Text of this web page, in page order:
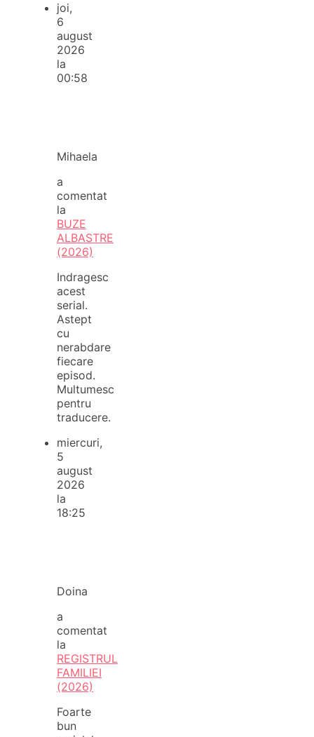
joi,
6
august
2026
la
00:58
Mihaela
a
comentat
la
BUZE
ALBASTRE
(2026)
Indragesc
acest
serial.
Astept
cu
nerabdare
fiecare
episod.
Multumesc
pentru
traducere.
miercuri,
5
august
2026
la
18:25
Doina
a
comentat
la
REGISTRUL
FAMILIEI
(2026)
Foarte
bun